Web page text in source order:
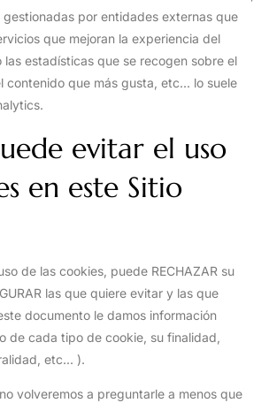
por entidades externas que
que mejoran la experiencia del
las estadísticas que se recogen sobre el
contenido que más gusta, etc... lo suele
evitar el uso
en este Sitio
de las cookies, puede RECHAZAR su
las que quiere evitar y las que
documento le damos información
de cada tipo de cookie, su finalidad,
etc... ).
volveremos a preguntarle a menos que